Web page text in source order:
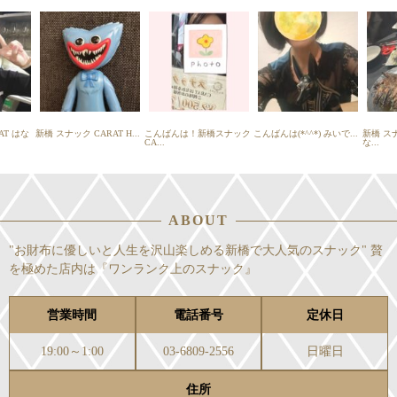
はな 新橋 スナック CARAT H...
こんばんは！新橋スナック
CA...
こんばんは(*^^*) みいで... 新橋 ス
な...
ABOUT
"お財布に優しいと人生を沢山楽しめる新橋で大人気のスナック" 贅
を極めた店内は『ワンランク上のスナック』
営業時間
19:00～1:00
電話番号
03-6809-2556
定休日
日曜日
住所